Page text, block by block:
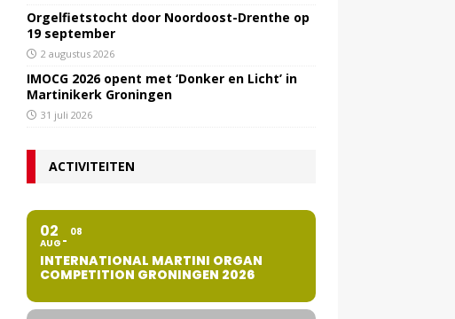
Orgelfietstocht door Noordoost-Drenthe op
19 september
2 augustus 2026
IMOCG 2026 opent met ‘Donker en Licht’ in
Martinikerk Groningen
31 juli 2026
ACTIVITEITEN
02
AUG
08
INTERNATIONAL MARTINI ORGAN
COMPETITION GRONINGEN 2026